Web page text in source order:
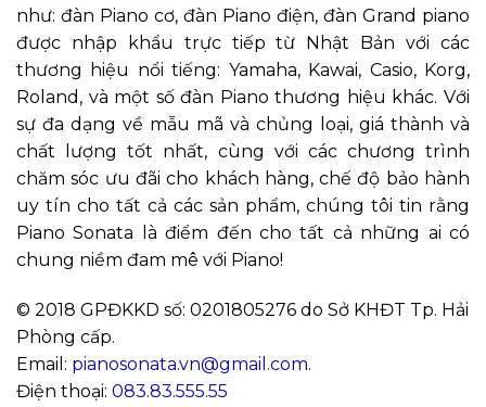
như: đàn Piano cơ, đàn Piano điện, đàn Grand piano
được nhập khẩu trực tiếp từ Nhật Bản với các
thương hiệu nổi tiếng: Yamaha, Kawai, Casio, Korg,
Roland, và một số đàn Piano thương hiệu khác. Với
sự đa dạng về mẫu mã và chủng loại, giá thành và
chất lượng tốt nhất, cùng với các chương trình
chăm sóc ưu đãi cho khách hàng, chế độ bảo hành
uy tín cho tất cả các sản phẩm, chúng tôi tin rằng
Piano Sonata là điểm đến cho tất cả những ai có
chung niềm đam mê với Piano!
© 2018 GPĐKKD số: 0201805276 do Sở KHĐT Tp. Hải
Phòng cấp.
Email: pianosonata.vn@gmail.com.
Điện thoại: 083.83.555.55